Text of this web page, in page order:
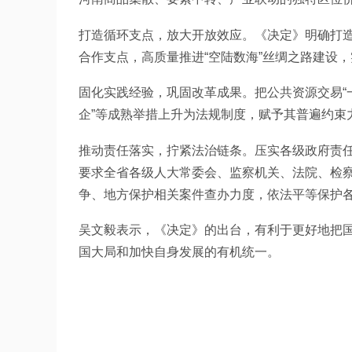
打造循环支点，放大开放效应。《决定》明确打
合作支点，高质量推进“空陆数海”丝绸之路建设
固化实践经验，巩固改革成果。把公共资源交易
企”等成熟举措上升为法规制度，赋予其普遍约束
推动责任落实，拧紧法治链条。压实各级政府责
要求全省各级人大常委会、监察机关、法院、检
争、地方保护相关案件查办力度，依法平等保护
吴文毅表示，《决定》的出台，有利于更好地把
国大局和加快自身发展的有机统一。